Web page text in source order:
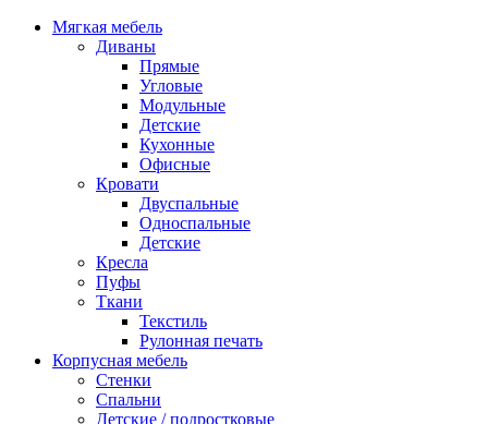
Мягкая мебель
Диваны
Прямые
Угловые
Модульные
Детские
Кухонные
Офисные
Кровати
Двуспальные
Односпальные
Детские
Кресла
Пуфы
Ткани
Текстиль
Рулонная печать
Корпусная мебель
Стенки
Спальни
Детские / подростковые